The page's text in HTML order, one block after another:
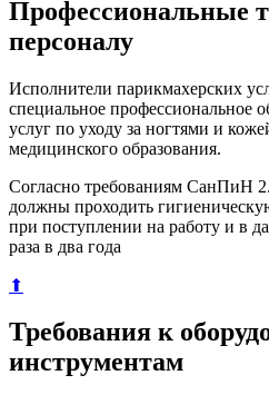
Профессиональные
персоналу
Исполнители парикмахерских
специальное профессиональное
услуг по уходу за ногтями и
медицинского образования.
Согласно требованиям СанПиН
должны проходить
при поступлении на работу и в
раза в два года
⬆
Требования к
инструментам